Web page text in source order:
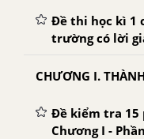
Đề thi học kì 1
trường có lời
Đề kiểm tra 15
Chương I -